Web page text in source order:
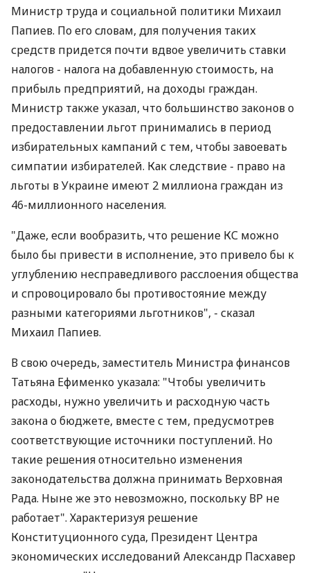
Министр труда и социальной политики Михаил
Папиев. По его словам, для получения таких
средств придется почти вдвое увеличить ставки
налогов - налога на добавленную стоимость, на
прибыль предприятий, на доходы граждан.
Министр также указал, что большинство законов о
предоставлении льгот принимались в период
избирательных кампаний с тем, чтобы завоевать
симпатии избирателей. Как следствие - право на
льготы в Украине имеют 2 миллиона граждан из
46-миллионного населения.
"Даже, если вообразить, что решение КС можно
было бы привести в исполнение, это привело бы к
углублению несправедливого расслоения общества
и спровоцировало бы противостояние между
разными категориями льготников", - сказал
Михаил Папиев.
В свою очередь, заместитель Министра финансов
Татьяна Ефименко указала: "Чтобы увеличить
расходы, нужно увеличить и расходную часть
закона о бюджете, вместе с тем, предусмотрев
соответствующие источники поступлений. Но
такие решения относительно изменения
законодательства должна принимать Верховная
Рада. Ныне же это невозможно, поскольку ВР не
работает". Характеризуя решение
Конституционного суда, Президент Центра
экономических исследований Александр Пасхавер